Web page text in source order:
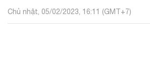
Chủ nhật, 05/02/2023, 16:11 (GMT+7)